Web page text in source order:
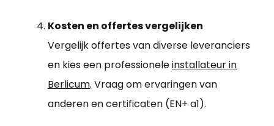
Kosten en offertes vergelijken
Vergelijk offertes van diverse leveranciers
en kies een professioneleinstallateur in
Berlicum. Vraag om ervaringen van
anderen en certificaten (EN+ a1).